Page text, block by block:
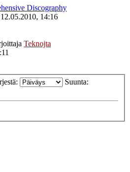
Discography
12.05.2010, 14:16
Teknojta
Suunta: